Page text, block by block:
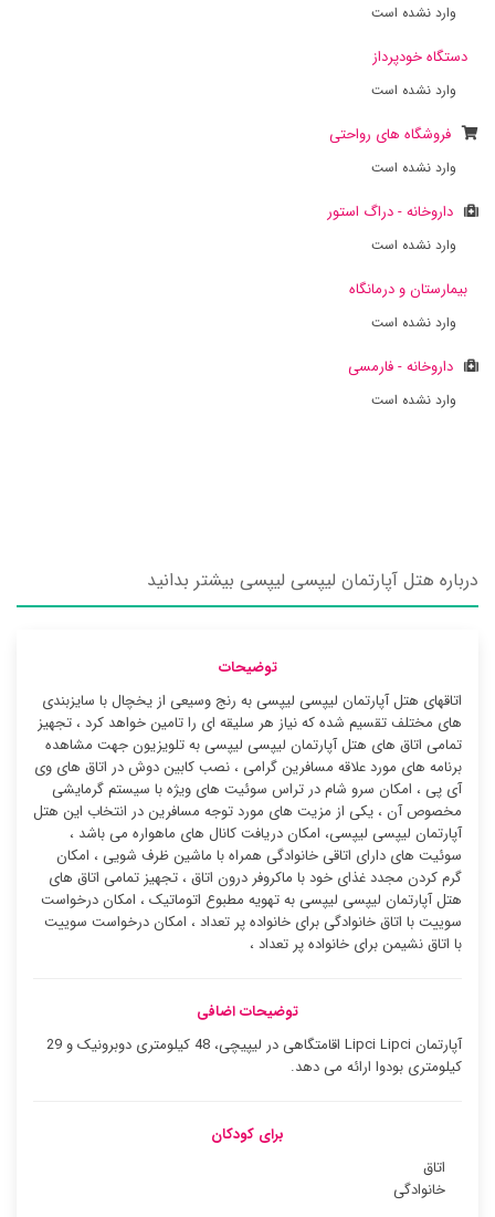
وارد نشده است
دستگاه خودپرداز
وارد نشده است
فروشگاه های رواحتی
وارد نشده است
داروخانه - دراگ استور
وارد نشده است
بیمارستان و درمانگاه
وارد نشده است
داروخانه - فارمسی
وارد نشده است
درباره هتل آپارتمان لیپسی لیپسی بیشتر بدانید
توضیحات
اتاقهای هتل آپارتمان لیپسی لیپسی به رنج وسیعی از یخچال با سایزبندی
های مختلف تقسیم شده که نیاز هر سلیقه ای را تامین خواهد کرد ، تجهیز
تمامی اتاق های هتل آپارتمان لیپسی لیپسی به تلویزیون جهت مشاهده
برنامه های مورد علاقه مسافرین گرامی ، نصب کابین دوش در اتاق های وی
آی پی ، امکان سرو شام در تراس سوئیت ‌های ویژه با سیستم گرمایشی
مخصوص آن ، یکی از مزیت های مورد توجه مسافرین در انتخاب این هتل
آپارتمان لیپسی لیپسی، امکان دریافت کانال های ماهواره می باشد ،
سوئیت ‌های دارای اتاقی خانوادگی همراه با ماشین ظرف شویی ، امکان
گرم کردن مجدد غذای خود با ماکروفر درون اتاق ، تجهیز تمامی اتاق های
هتل آپارتمان لیپسی لیپسی به تهویه مطبوع اتوماتیک ، امکان درخواست
سوییت با اتاق خانوادگی برای خانواده پر تعداد ، امکان درخواست سوییت
با اتاق نشیمن برای خانواده پر تعداد ،
توضیحات اضافی
آپارتمان Lipci Lipci اقامتگاهی در لیپیچی، 48 کیلومتری دوبرونیک و 29
کیلومتری بودوا ارائه می دهد.
برای کودکان
اتاق
خانوادگی